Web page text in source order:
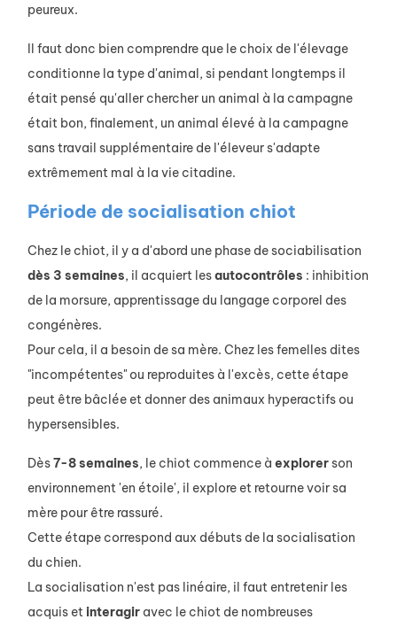
peureux.
Il faut donc bien comprendre que le choix de l'élevage
conditionne la type d'animal, si pendant longtemps il
était pensé qu'aller chercher un animal à la campagne
était bon, finalement, un animal élevé à la campagne
sans travail supplémentaire de l'éleveur s'adapte
extrêmement mal à la vie citadine.
Période de socialisation chiot
Chez le chiot, il y a d'abord une phase de sociabilisation
dès 3 semaines, il acquiert lesautocontrôles : inhibition
de la morsure, apprentissage du langage corporel des
congénères.
Pour cela, il a besoin de sa mère. Chez les femelles dites
"incompétentes" ou reproduites à l'excès, cette étape
peut être bâclée et donner des animaux hyperactifs ou
hypersensibles.
Dès7-8 semaines, le chiot commence à explorerson
environnement 'en étoile', il explore et retourne voir sa
mère pour être rassuré.
Cette étape correspond aux débuts de la socialisation
du chien.
La socialisation n'est pas linéaire, il faut entretenir les
acquis etinteragir avec le chiot de nombreuses